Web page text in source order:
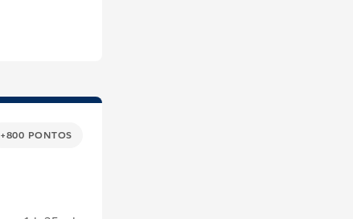
+800 PONTOS